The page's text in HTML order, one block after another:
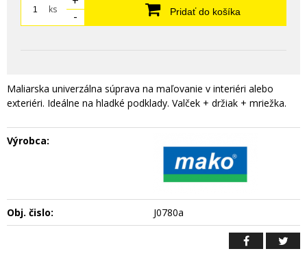
ks
-
Pridať do košíka
Maliarska univerzálna súprava na maľovanie v interiéri alebo
exteriéri. Ideálne na hladké podklady. Valček + držiak + mriežka.
Výrobca:
Obj. čislo: J0780a